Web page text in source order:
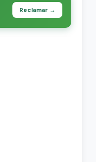
Reclamar →